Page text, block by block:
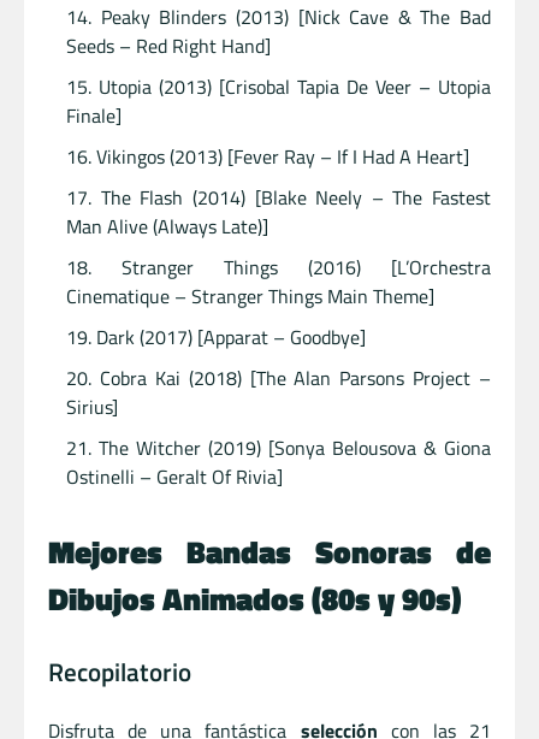
Peaky Blinders (2013) [Nick Cave & The Bad
Seeds – Red Right Hand]
Utopia (2013) [Crisobal Tapia De Veer – Utopia
Finale]
Vikingos (2013) [Fever Ray – If I Had A Heart]
The Flash (2014) [Blake Neely – The Fastest
Man Alive (Always Late)]
Stranger Things (2016) [L’Orchestra
Cinematique – Stranger Things Main Theme]
Dark (2017) [Apparat – Goodbye]
Cobra Kai (2018) [The Alan Parsons Project –
Sirius]
The Witcher (2019) [Sonya Belousova & Giona
Ostinelli – Geralt Of Rivia]
Mejores Bandas Sonoras de
Dibujos Animados (80s y 90s)
Recopilatorio
Disfruta de una fantástica selección con las 21